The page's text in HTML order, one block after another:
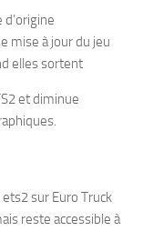
mise à jour du jeu
elles sortent
et diminue
sur Euro Truck
reste accessible à